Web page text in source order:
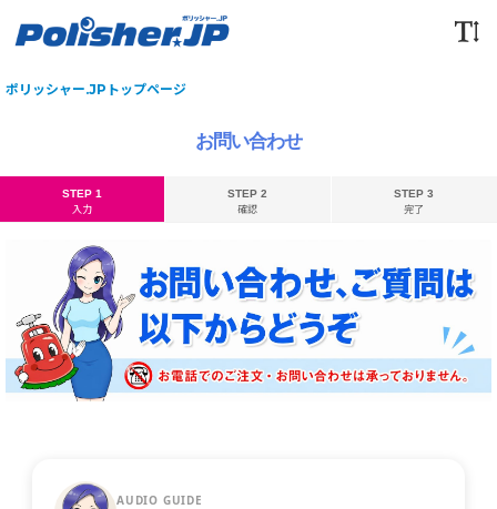
ポリッシャー.JPトップページ
お問い合わせ
STEP 1
入力
STEP 2
確認
STEP 3
完了
AUDIO GUIDE